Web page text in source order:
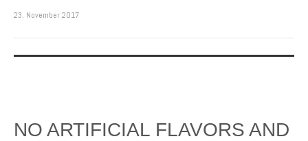
23. November 2017
NO ARTIFICIAL FLAVORS AND